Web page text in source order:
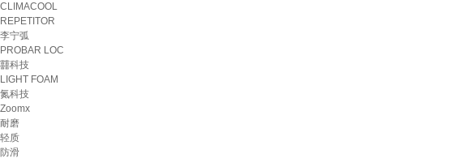
CLIMACOOL
REPETITOR
李宁弧
PROBAR LOC
䨻科技
LIGHT FOAM
氮科技
Zoomx
耐磨
轻质
防滑